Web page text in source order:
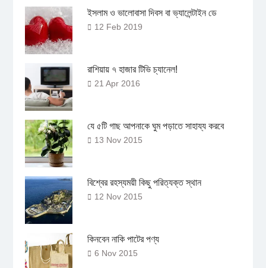
ইসলাম ও ভালোবাসা দিবস বা ভ্যালেন্টাইন ডে
12 Feb 2019
রাশিয়ায় ৭ হাজার টিভি চ্যানেল!
21 Apr 2016
যে ৫টি গাছ আপনাকে ঘুম পড়াতে সাহায্য করবে
13 Nov 2015
বিশ্বের রহস্যময়ী কিছু পরিত্যক্ত স্থান
12 Nov 2015
কিনবেন নাকি পাটের পণ্য
6 Nov 2015